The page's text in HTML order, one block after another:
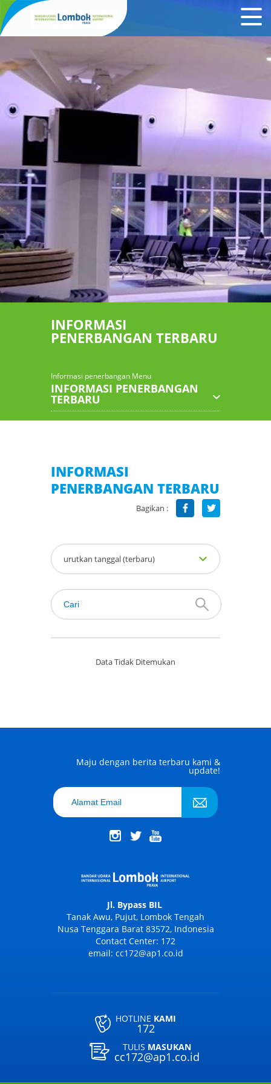
INFORMASI
PENERBANGAN TERBARU
Informasi penerbangan Menu
INFORMASI PENERBANGAN
TERBARU
INFORMASI
PENERBANGAN TERBARU
Bagikan :
urutkan tanggal (terbaru)
Data Tidak Ditemukan
Maju dengan berita terbaru kami &
update!
Jl. Bypass BIL
Tanak Awu, Pujut, Lombok Tengah
Nusa Tenggara Barat 83572, Indonesia
Contact Center: 172
email: cc172@ap1.co.id
HOTLINE KAMI
172
TULIS MASUKAN
cc172@ap1.co.id